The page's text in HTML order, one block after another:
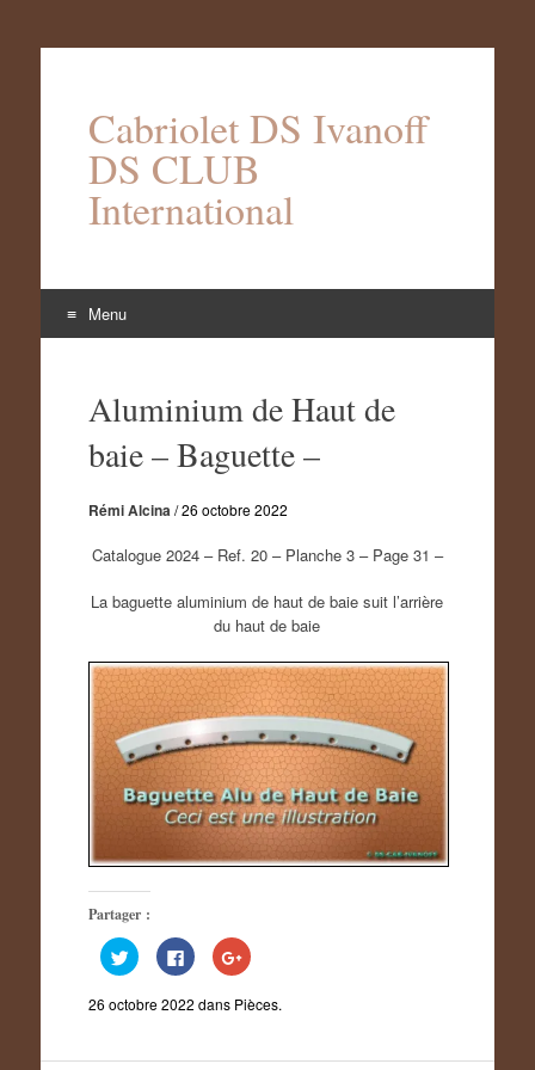
Cabriolet DS Ivanoff
DS CLUB
International
Menu
contenuAluminium de Haut de
baie – Baguette –
Rémi Alcina /26 octobre 2022
Catalogue 2024 – Ref. 20 – Planche 3 – Page 31 –
La baguette aluminium de haut de baie suit l’arrière
du haut de baie
Partager :
C
l
q
u
C
l
q
u
C
l
q
u
26 octobre 2022 dans Pièces.